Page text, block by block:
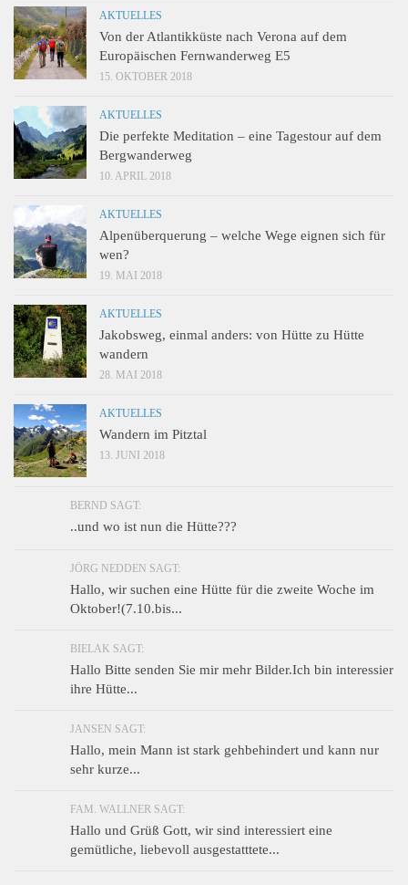
AKTUELLES
Von der Atlantikküste nach Verona auf dem
Europäischen Fernwanderweg E5
15. OKTOBER 2018
AKTUELLES
Die perfekte Meditation – eine Tagestour auf dem
Bergwanderweg
10. APRIL 2018
AKTUELLES
Alpenüberquerung – welche Wege eignen sich für
wen?
19. MAI 2018
AKTUELLES
Jakobsweg, einmal anders: von Hütte zu Hütte
wandern
28. MAI 2018
AKTUELLES
Wandern im Pitztal
13. JUNI 2018
BERND SAGT:
..und wo ist nun die Hütte???
JÖRG NEDDEN SAGT:
Hallo, wir suchen eine Hütte für die zweite Woche im
Oktober!(7.10.bis...
BIELAK SAGT:
Hallo Bitte senden Sie mir mehr Bilder.Ich bin interessier
ihre Hütte...
JANSEN SAGT:
Hallo, mein Mann ist stark gehbehindert und kann nur
sehr kurze...
FAM. WALLNER SAGT:
Hallo und Grüß Gott, wir sind interessiert eine
gemütliche, liebevoll ausgestatttete...